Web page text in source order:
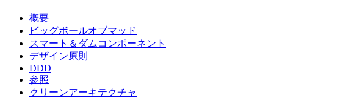
概要
ビッグボールオブマッド
スマート＆ダムコンポーネント
デザイン原則
DDD
参照
クリーンアーキテクチャ